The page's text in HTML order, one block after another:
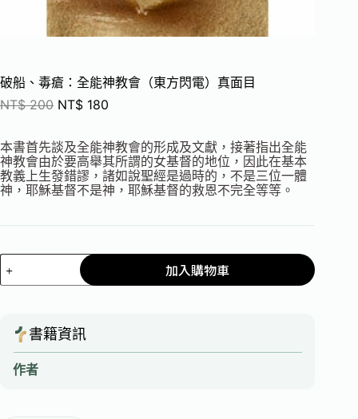
破船、毒瘡：全能神教會（東方閃電）真面目
NT$200 NT$ 180
本書首先談及全能神教會的形成及文獻，接著指出全能
神教會由於要高舉其所謂的女基督的地位，因此在基本
教義上生發錯謬，諸如說聖經是過時的，不是三位一體
神，耶穌基督不是神，耶穌基督的救恩不完全等等。
加入購物車
書籍資訊
作者